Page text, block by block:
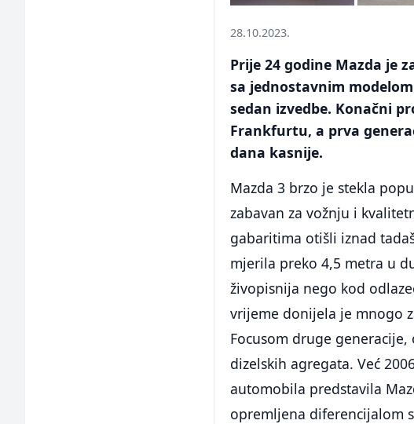
28.10.2023.
Prije 24 godine Mazda je
sa jednostavnim
sedan izvedbe. Konačni
Frankfurtu, a prva
dana kasnije.
Mazda 3 brzo je stekla
zabavan za vožnju i
gabaritima otišli iznad
mjerila preko 4,5 metra u
živopisnija nego kod
vrijeme donijela je mnogo
Focusom druge
dizelskih agregata. Već
automobila predstavila
opremljena diferencijalom